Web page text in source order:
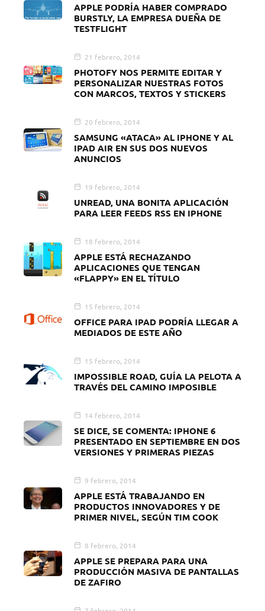
APPLE PODRÍA HABER COMPRADO
BURSTLY, LA EMPRESA DUEÑA DE
TESTFLIGHT
21 febrero, 2014
PHOTOFY NOS PERMITE EDITAR Y
PERSONALIZAR NUESTRAS FOTOS
CON MARCOS, TEXTOS Y STICKERS
20 febrero, 2014
SAMSUNG «ATACA» AL IPHONE Y AL
IPAD AIR EN SUS DOS NUEVOS
ANUNCIOS
19 febrero, 2014
UNREAD, UNA BONITA APLICACIÓN
PARA LEER FEEDS RSS EN IPHONE
18 febrero, 2014
APPLE ESTÁ RECHAZANDO
APLICACIONES QUE TENGAN
«FLAPPY» EN EL TÍTULO
15 febrero, 2014
OFFICE PARA IPAD PODRÍA LLEGAR A
MEDIADOS DE ESTE AÑO
15 febrero, 2014
IMPOSSIBLE ROAD, GUÍA LA PELOTA A
TRAVÉS DEL CAMINO IMPOSIBLE
14 febrero, 2014
SE DICE, SE COMENTA: IPHONE 6
PRESENTADO EN SEPTIEMBRE EN DOS
VERSIONES Y PRIMERAS PIEZAS
9 febrero, 2014
APPLE ESTÁ TRABAJANDO EN
PRODUCTOS INNOVADORES Y DE
PRIMER NIVEL, SEGÚN TIM COOK
8 febrero, 2014
APPLE SE PREPARA PARA UNA
PRODUCCIÓN MASIVA DE PANTALLAS
DE ZAFIRO